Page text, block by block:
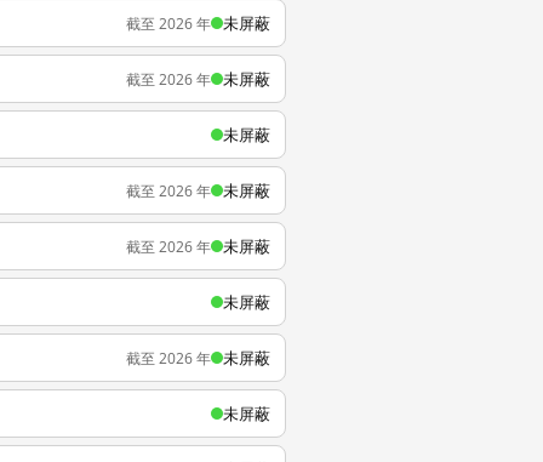
截至 2026 年 未屏蔽
截至 2026 年 未屏蔽
未屏蔽
截至 2026 年 未屏蔽
截至 2026 年 未屏蔽
未屏蔽
截至 2026 年 未屏蔽
未屏蔽